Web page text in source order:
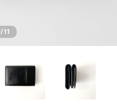
/11